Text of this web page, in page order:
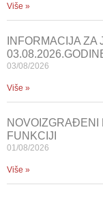
Više »
INFORMACIJA
03/08/2026
Više »
NOVOIZGRAĐENI
FUNKCIJI
01/08/2026
Više »